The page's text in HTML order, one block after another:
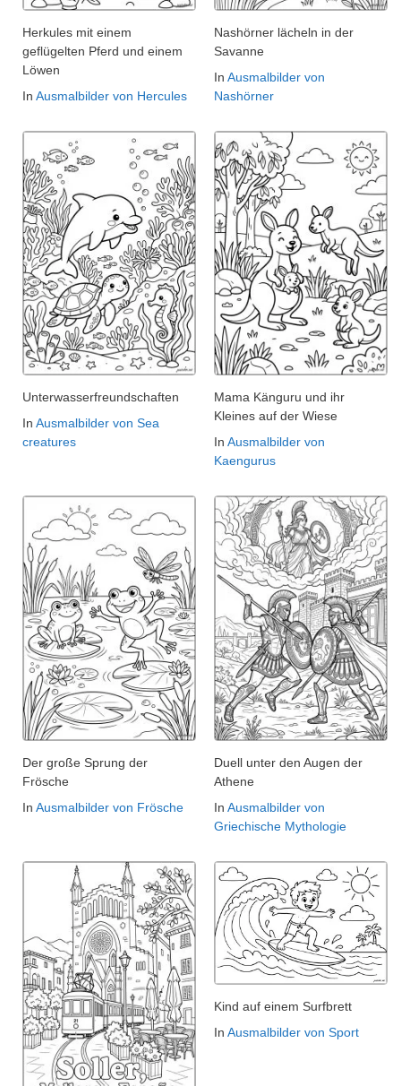
Herkules mit einem
geflügelten Pferd und einem
Löwen
In Ausmalbilder von Hercules
Nashörner lächeln in der
Savanne
In Ausmalbilder von
Nashörner
Unterwasserfreundschaften
In Ausmalbilder von Sea
creatures
Mama Känguru und ihr
Kleines auf der Wiese
In Ausmalbilder von
Kaengurus
Der große Sprung der
Frösche
In Ausmalbilder von Frösche
Duell unter den Augen der
Athene
In Ausmalbilder von
Griechische Mythologie
Kind auf einem Surfbrett
In Ausmalbilder von Sport